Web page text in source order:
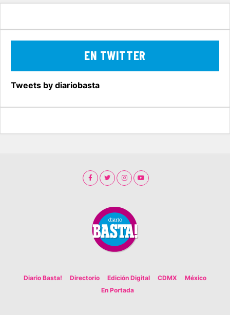
EN TWITTER
Tweets by diariobasta
Diario Basta! Directorio Edición Digital CDMX
México
En Portada